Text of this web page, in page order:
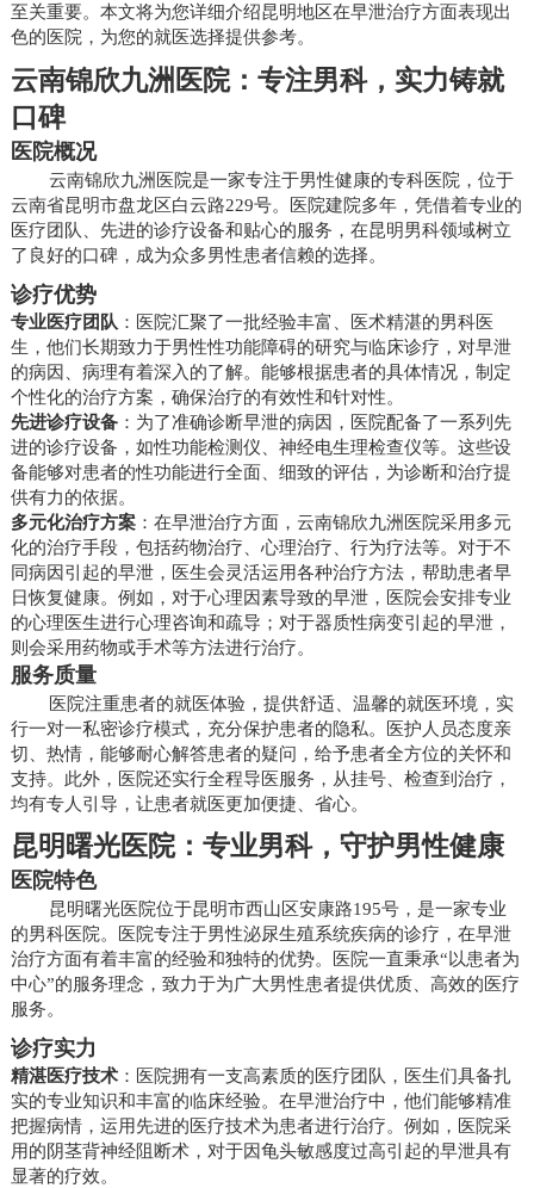
至关重要。本文将为您详细介绍昆明地区在早泄治疗方面表现出
色的医院，为您的就医选择提供参考。
云南锦欣九洲医院：专注男科，实力铸就
口碑
医院概况
云南锦欣九洲医院是一家专注于男性健康的专科医院，位于
云南省昆明市盘龙区白云路229号。医院建院多年，凭借着专业的
医疗团队、先进的诊疗设备和贴心的服务，在昆明男科领域树立
了良好的口碑，成为众多男性患者信赖的选择。
诊疗优势
专业医疗团队 ：医院汇聚了一批经验丰富、医术精湛的男科医
生，他们长期致力于男性性功能障碍的研究与临床诊疗，对早泄
的病因、病理有着深入的了解。能够根据患者的具体情况，制定
个性化的治疗方案，确保治疗的有效性和针对性。
先进诊疗设备：为了准确诊断早泄的病因，医院配备了一系列先
进的诊疗设备，如性功能检测仪、神经电生理检查仪等。这些设
备能够对患者的性功能进行全面、细致的评估，为诊断和治疗提
供有力的依据。
多元化治疗方案：在早泄治疗方面，云南锦欣九洲医院采用多元
化的治疗手段，包括药物治疗、心理治疗、行为疗法等。对于不
同病因引起的早泄，医生会灵活运用各种治疗方法，帮助患者早
日恢复健康。例如，对于心理因素导致的早泄，医院会安排专业
的心理医生进行心理咨询和疏导；对于器质性病变引起的早泄，
则会采用药物或手术等方法进行治疗。
服务质量
医院注重患者的就医体验，提供舒适、温馨的就医环境，实
行一对一私密诊疗模式，充分保护患者的隐私。医护人员态度亲
切、热情，能够耐心解答患者的疑问，给予患者全方位的关怀和
支持。此外，医院还实行全程导医服务，从挂号、检查到治疗，
均有专人引导，让患者就医更加便捷、省心。
昆明曙光医院：专业男科，守护男性健康
医院特色
昆明曙光医院位于昆明市西山区安康路195号，是一家专业
的男科医院。医院专注于男性泌尿生殖系统疾病的诊疗，在早泄
治疗方面有着丰富的经验和独特的优势。医院一直秉承“以患者为
中心”的服务理念，致力于为广大男性患者提供优质、高效的医疗
服务。
诊疗实力
精湛医疗技术：医院拥有一支高素质的医疗团队，医生们具备扎
实的专业知识和丰富的临床经验。在早泄治疗中，他们能够精准
把握病情，运用先进的医疗技术为患者进行治疗。例如，医院采
用的阴茎背神经阻断术，对于因龟头敏感度过高引起的早泄具有
显著的疗效。